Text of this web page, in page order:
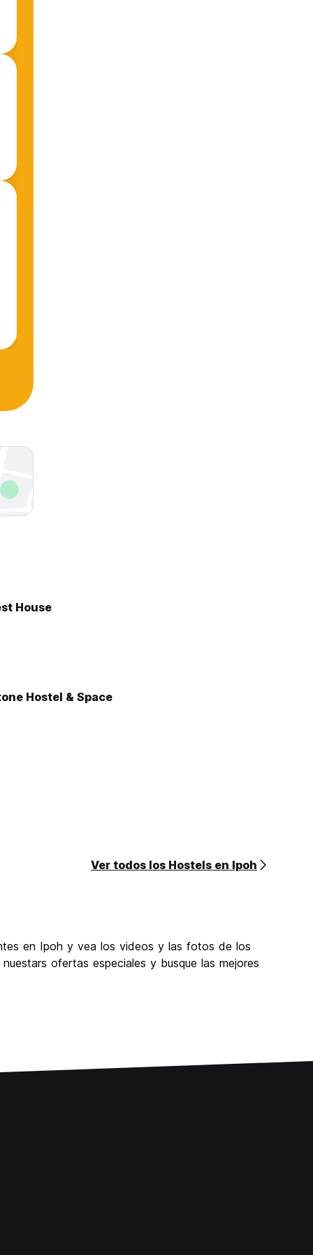
House
Hostel & Space
Ver todos los Hostels en Ipoh
en Ipoh y vea los videos y las fotos de los
ofertas especiales y busque las mejores